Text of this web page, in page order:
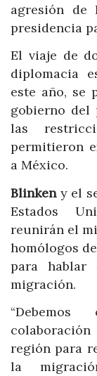
agresión de
presidencia
El viaje de
diplomacia
este año, se
gobierno del
las
permitieron
a México.
Blinkeny el
Estados
reunirán el
homólogos
para hablar
migración.
región para
la